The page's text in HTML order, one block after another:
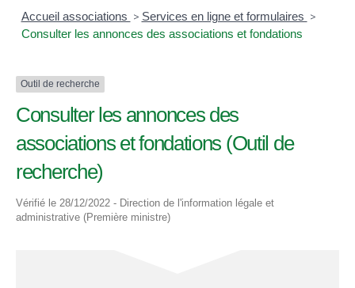
Accueil associations > Services en ligne et formulaires >
Consulter les annonces des associations et fondations
Outil de recherche
Consulter les annonces des
associations et fondations (Outil de
recherche)
Vérifié le 28/12/2022 - Direction de l'information légale et
administrative (Première ministre)